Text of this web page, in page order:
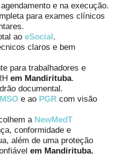
e na execução.
para exames clínicos
aoeSocial.
claros e bem
para trabalhadores e
em Mandirituba.
documental.
e ao PGR com visão
a NewMedT
conformidade e
além de uma proteção
em Mandirituba.